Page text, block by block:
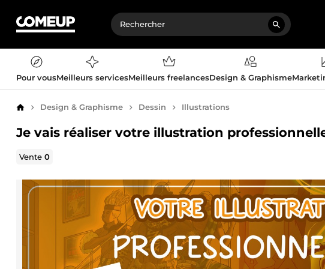
Pour vousMeilleurs servicesMeilleurs freelancesDesign & Graphisme
AccueilDesign & Graphisme Dessin Illustrations
Je vais réaliser votre illustration
Vente0